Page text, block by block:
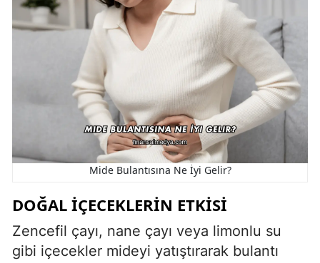
Mide Bulantısına Ne İyi Gelir?
DOĞAL İÇECEKLERIN ETKISI
Zencefil çayı, nane çayı veya limonlu su
gibi içecekler mideyi yatıştırarak bulantı